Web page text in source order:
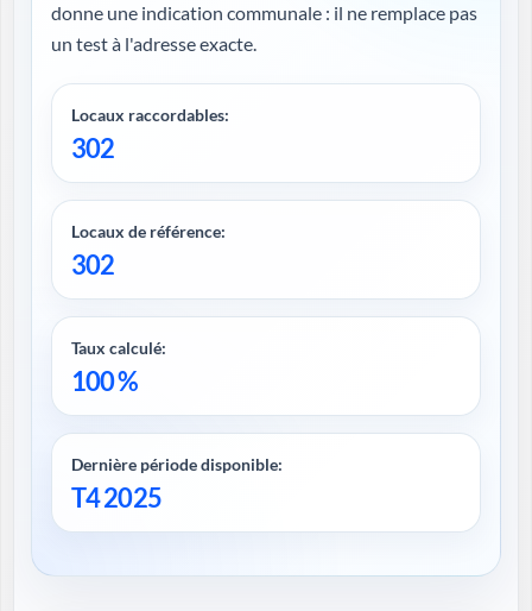
donne une indication communale : il ne remplace pas
un test à l'adresse exacte.
Locaux raccordables:
302
Locaux de référence:
302
Taux calculé:
100 %
Dernière période disponible:
T4 2025